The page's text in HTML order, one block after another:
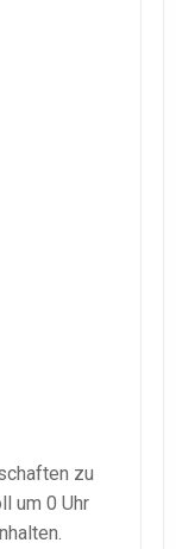
zu
um 0 Uhr